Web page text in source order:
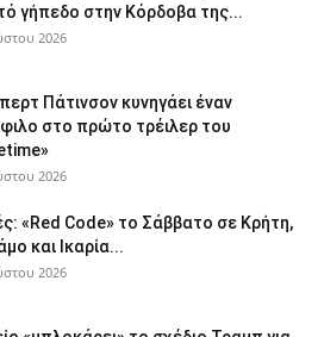
γήπεδο στην Κόρδοβα της...
2026
Πάτινσον κυνηγάει έναν
στο πρώτο τρέιλερ του
2026
«Red Code» το Σάββατο σε Κρήτη,
και Ικαρία...
2026